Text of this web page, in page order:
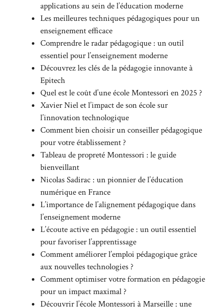
applications au sein de l’éducation moderne
Les meilleures techniques pédagogiques pour un
enseignement efficace
Comprendre le radar pédagogique : un outil
essentiel pour l’enseignement moderne
Découvrez les clés de la pédagogie innovante à
Epitech
Quel est le coût d’une école Montessori en 2025 ?
Xavier Niel et l’impact de son école sur
l’innovation technologique
Comment bien choisir un conseiller pédagogique
pour votre établissement ?
Tableau de propreté Montessori : le guide
bienveillant
Nicolas Sadirac : un pionnier de l’éducation
numérique en France
L’importance de l’alignement pédagogique dans
l’enseignement moderne
L’écoute active en pédagogie : un outil essentiel
pour favoriser l’apprentissage
Comment améliorer l’emploi pédagogique grâce
aux nouvelles technologies ?
Comment optimiser votre formation en pédagogie
pour un impact maximal ?
Découvrir l’école Montessori à Marseille : une